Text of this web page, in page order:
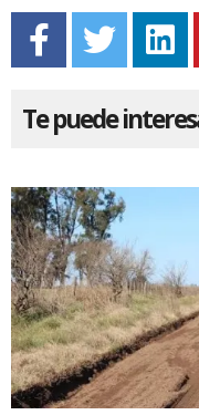
Te puede